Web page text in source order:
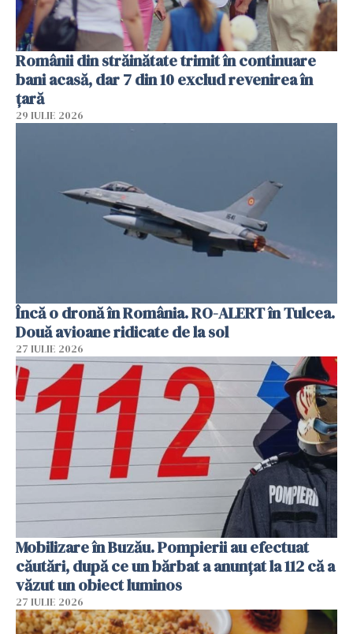
Românii din străinătate trimit în continuare
bani acasă, dar 7 din 10 exclud revenirea în
țară
29 IULIE 2026
Încă o dronă în România. RO-ALERT în Tulcea.
Două avioane ridicate de la sol
27 IULIE 2026
Mobilizare în Buzău. Pompierii au efectuat
căutări, după ce un bărbat a anunțat la 112 că a
văzut un obiect luminos
27 IULIE 2026